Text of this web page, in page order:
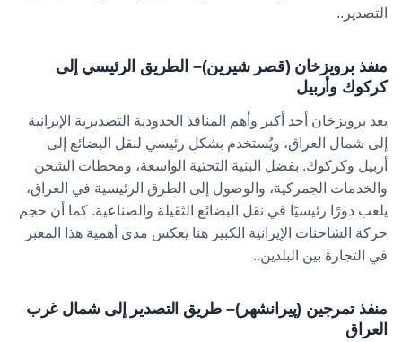
التصدير..
منفذ برويزخان (قصر شيرين)– الطريق الرئيسي إلى
كركوك وأربيل
يعد برويزخان أحد أكبر وأهم المنافذ الحدودية التصديرية الإيرانية
إلى شمال العراق، ويُستخدم بشكل رئيسي لنقل البضائع إلى
أربيل وكركوك. بفضل البنية التحتية الواسعة، ومحطات الشحن
والخدمات الجمركية، والوصول إلى الطرق الرئيسية في العراق،
يلعب دورًا رئيسيًا في نقل البضائع الثقيلة والصناعية. كما أن حجم
حركة الشاحنات الإيرانية الكبير هنا يعكس مدى أهمية هذا المعبر
في التجارة بين البلدين..
منفذ تمرجين (پيرانشهر)–طريق التصدير إلى شمال غرب
العراق